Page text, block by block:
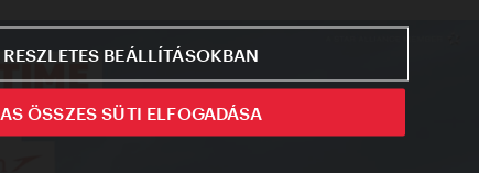
RESZLETES BEÁLLÍTÁSOKBAN
AS ÖSSZES SÜTI ELFOGADÁSA